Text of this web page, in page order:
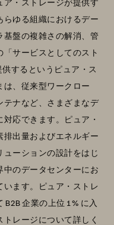
らゆる組織におけるデー
基盤の複雑さの解消、管
サービスとしてのスト
供するというピュア・ス
は、従来型ワークロー
テナなど、さまざまなデ
応できます。ピュア・
排出量およびエネルギー
ーションの設計をはじ
のデータセンターにお
ます。ピュア・ストレ
企業の上位 1% に入
レージについて詳しく